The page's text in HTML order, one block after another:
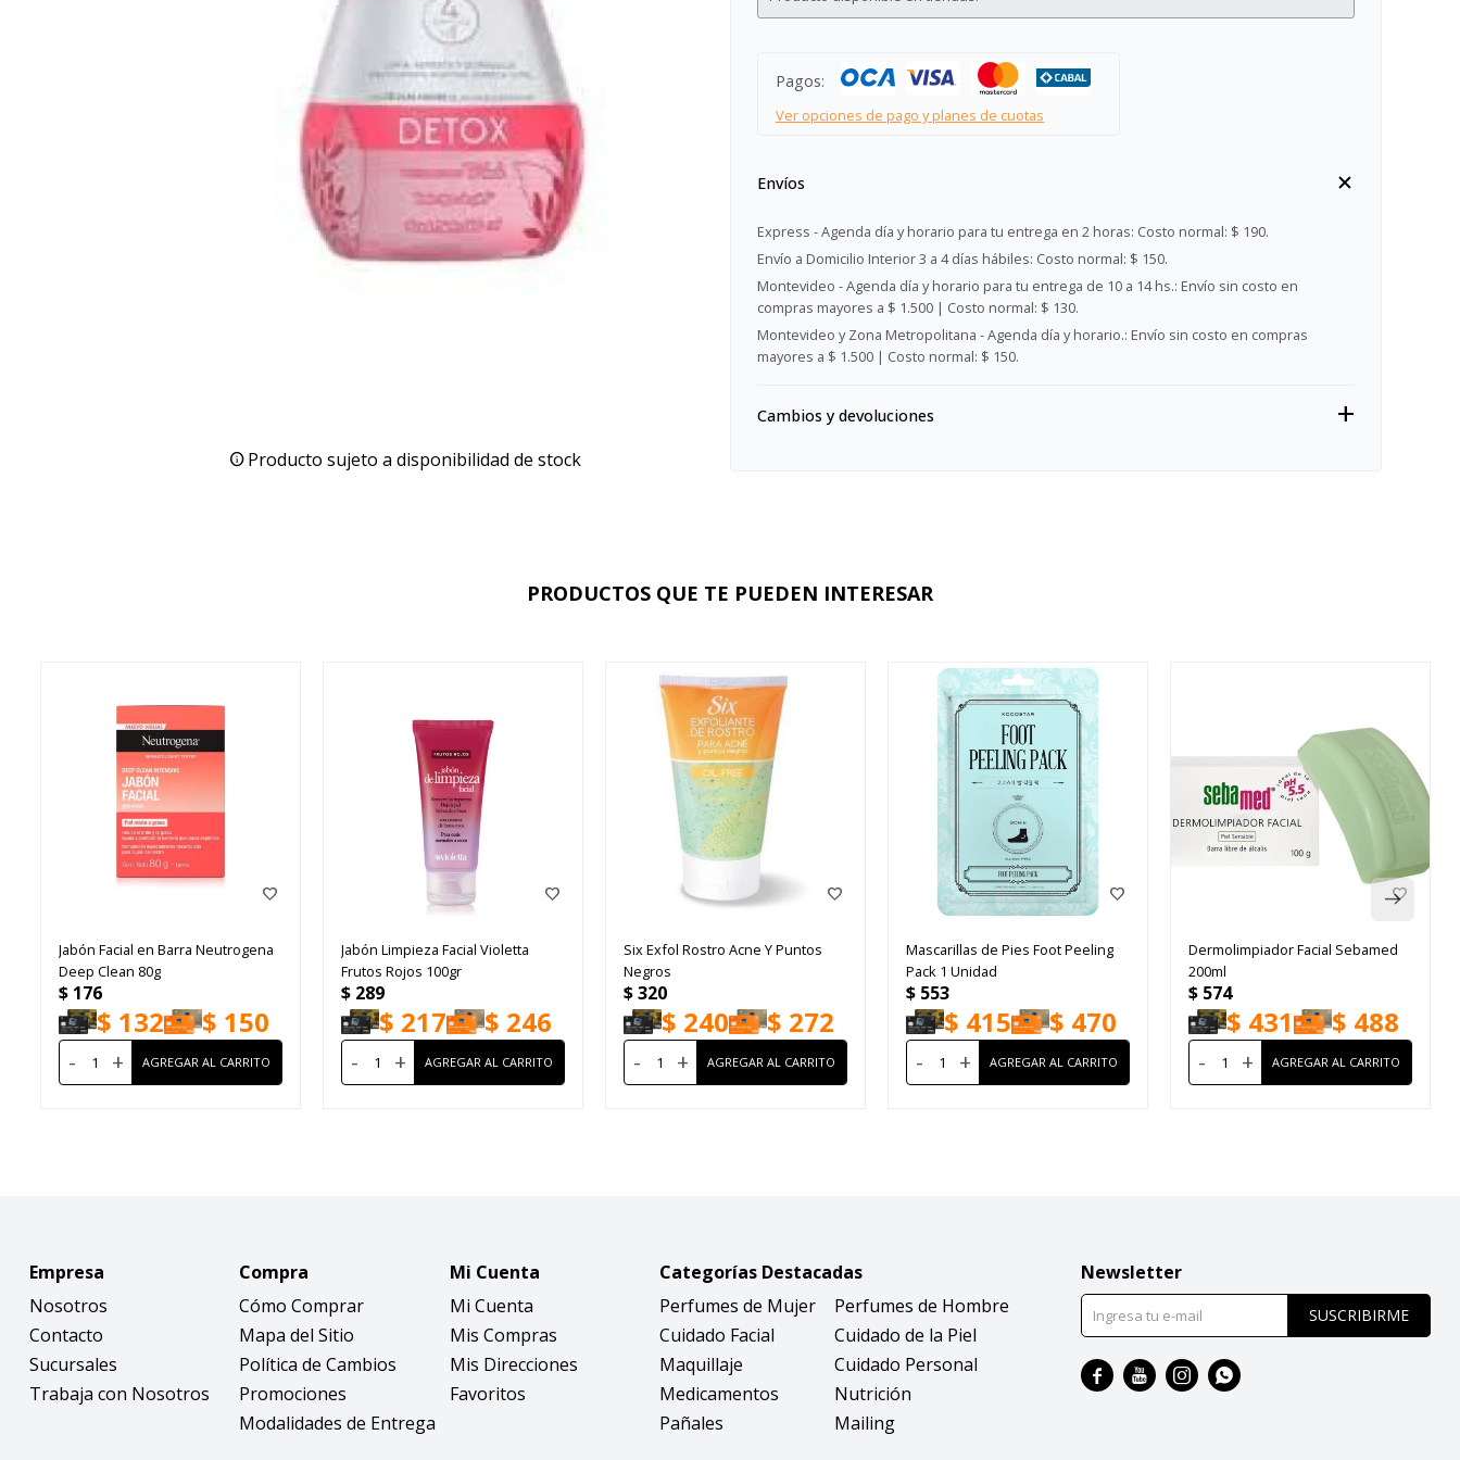
Producto sujeto a disponibilidad de stock
Pagos:
Ver opciones de pago y planes de cuotas
Envíos
Express - Agenda día y horario para tu entrega en 2 horas: Costo normal: $ 190.
Envío a Domicilio Interior 3 a 4 días hábiles: Costo normal: $ 150.
Montevideo - Agenda día y horario para tu entrega de 10 a 14 hs.: Envío sin costo en
compras mayores a $ 1.500 | Costo normal: $ 130.
Montevideo y Zona Metropolitana - Agenda día y horario.: Envío sin costo en compras
mayores a $ 1.500 | Costo normal: $ 150.
Cambios y devoluciones
PRODUCTOS QUE TE PUEDEN INTERESAR
Jabón Facial en Barra Neutrogena
Deep Clean 80g
$ 176
$ 132 $ 150
- +
Jabón Limpieza Facial Violetta
Frutos Rojos 100gr
$ 289
$ 217 $ 246
- +
Six Exfol Rostro Acne Y Puntos
Negros
$320
$ 240 $ 272
- +
Mascarillas de Pies Foot Peeling
Pack 1 Unidad
$ 553
$ 415 $ 470
- +
Dermolimpiador Facial Sebamed
200ml
$ 574
$ 431 $ 488
- +
Empresa
Nosotros
Contacto
Sucursales
Trabaja con Nosotros
Compra
Cómo Comprar
Mapa del Sitio
Política de Cambios
Promociones
Modalidades de Entrega
Mi Cuenta
Mi Cuenta
Mis Compras
Mis Direcciones
Favoritos
Categorías Destacadas
Perfumes de Mujer
Perfumes de Hombre
Cuidado Facial
Cuidado de la Piel
Maquillaje
Cuidado Personal
Medicamentos
Nutrición
Pañales
Mailing
Newsletter
SUSCRIBIRME
   